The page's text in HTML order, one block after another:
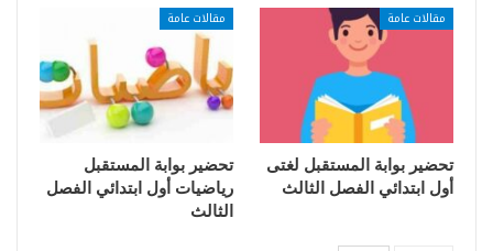
مقالات عامة
تحضير بوابة المستقبل لغتى
أول ابتدائي الفصل الثالث
مقالات عامة
تحضير بوابة المستقبل
رياضيات أول ابتدائي الفصل
الثالث